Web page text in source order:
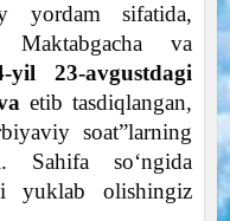
yordam sifatida,
Maktabgacha va
yil 23-avgustdagi
etib tasdiqlangan,
soat”larning
Sahifa so‘ngida
yuklab olishingiz